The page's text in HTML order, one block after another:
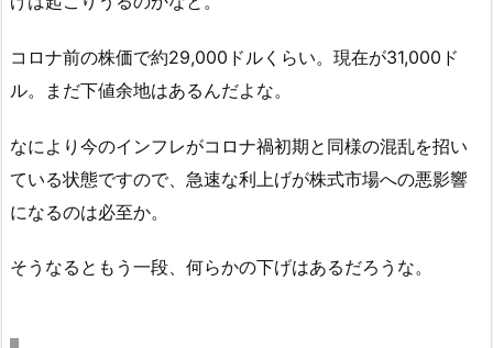
コロナ前の株価で約29,000ドルくらい。現在が31,000ド
ル。まだ下値余地はあるんだよな。
なにより今のインフレがコロナ禍初期と同様の混乱を招い
ている状態ですので、急速な利上げが株式市場への悪影響
になるのは必至か。
そうなるともう一段、何らかの下げはあるだろうな。